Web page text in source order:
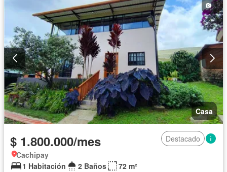
Casa
$ 1.800.000/mes
Destacado
Cachipay
1 Habitación
2 Baños
72 m²